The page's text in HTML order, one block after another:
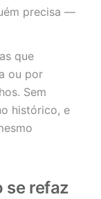
precisa —
que
ou por
Sem
histórico, e
se refaz